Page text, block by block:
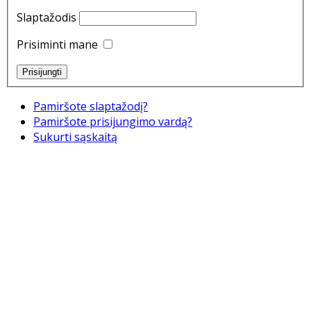
Slaptažodis
Prisiminti mane
Pamiršote slaptažodį?
Pamiršote prisijungimo vardą?
Sukurti sąskaitą